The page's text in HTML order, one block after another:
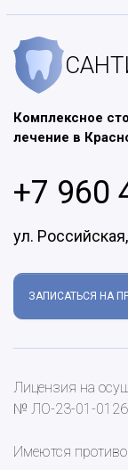
Комплексное
лечение в
+7 960
ул.
ЗАПИСАТЬСЯ НА
Лицензия на
№ ЛО-23-01-
Имеются